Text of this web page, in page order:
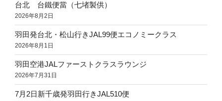
台北 台鐵便當（七堵製供）
2026年8月2日
羽田発台北・松山行きJAL99便エコノミークラス
2026年8月1日
羽田空港JALファーストクラスラウンジ
2026年7月31日
7月2日新千歳発羽田行きJAL510便